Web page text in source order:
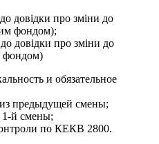
довідки про зміни до
фондом);
довідки про зміни до
фондом)
и обязательное
предыдущей смены;
1-й смены;
по КЕКВ 2800.